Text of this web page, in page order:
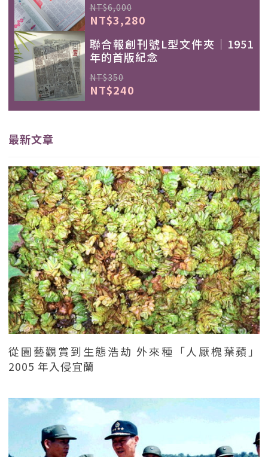
NT$6,000
NT$3,280
聯合報創刊號L型文件夾｜1951
年的首版紀念
NT$350
NT$240
最新文章
從園藝觀賞到生態浩劫 外來種「人厭槐葉蘋」
2005 年入侵宜蘭